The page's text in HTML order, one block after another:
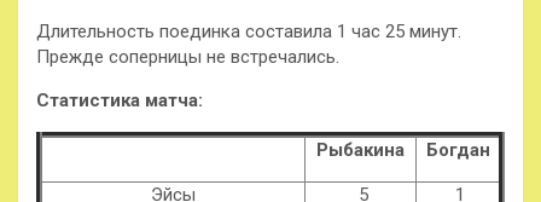
Длительность поединка составила 1 час 25 минут.
Прежде соперницы не встречались.
Статистика матча:
Рыбакина Богдан
Эйсы 5 1